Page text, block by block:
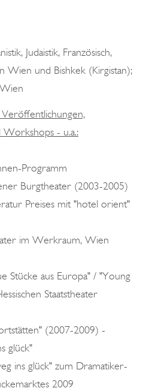
Judaistik, Französisch,
Wien und Bishkek (Kirgistan);
Workshops - u.a.:
Programm
Burgtheater (2003-2005)
Preises mit "hotel orient"
im Werkraum, Wien
Stücke aus Europa" / "Young
Staatstheater
(2007-2009) -
glück"
ins glück" zum Dramatiker-
2009